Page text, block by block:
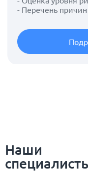
- Перечень причин
Наши